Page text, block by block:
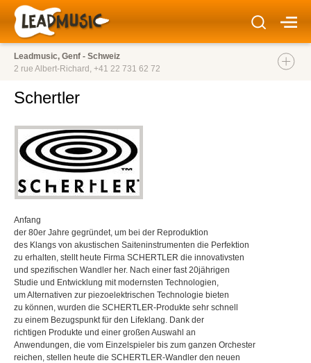
Leadmusic, Genf - Schweiz
2 rue Albert-Richard, +41 22 731 62 72
Schertler
Anfang
der 80er Jahre gegründet, um bei der Reproduktion
des Klangs von akustischen Saiteninstrumenten die Perfektion
zu erhalten, stellt heute Firma SCHERTLER die innovativsten
und spezifischen Wandler her. Nach einer fast 20jährigen
Studie und Entwicklung mit modernsten Technologien,
um Alternativen zur piezoelektrischen Technologie bieten
zu können, wurden die SCHERTLER-Produkte sehr schnell
zu einem Bezugspunkt für den Lifeklang. Dank der
richtigen Produkte und einer großen Auswahl an
Anwendungen, die vom Einzelspieler bis zum ganzen Orchester
reichen, stellen heute die SCHERTLER-Wandler den neuen